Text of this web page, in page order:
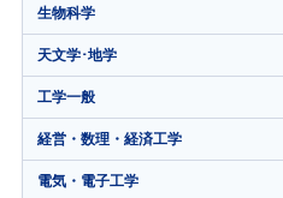
生物科学
天文学･地学
工学一般
経営・数理・経済工学
電気・電子工学